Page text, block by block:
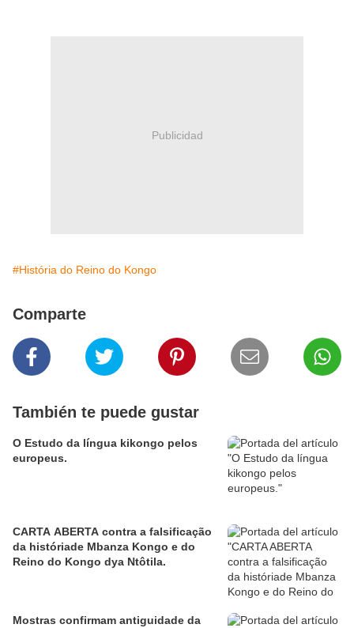
Publicidad
#História do Reino do Kongo
Comparte
También te puede gustar
O Estudo da língua kikongo pelos
europeus.
CARTA ABERTA contra a falsificação
da históriade Mbanza Kongo e do
Reino do Kongo dya Ntôtila.
Mostras confirmam antiguidade da